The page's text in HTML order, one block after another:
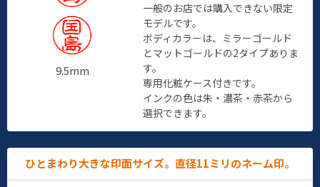
9.5mm
一般のお店では購入できない限定
モデルです。
ボディカラーは、ミラーゴールド
とマットゴールドの2タイプありま
す。
専用化粧ケース付きです。
インクの色は朱・濃茶・赤茶から
選択できます。
ひとまわり大きな印面サイズ。直径11ミリのネーム印。